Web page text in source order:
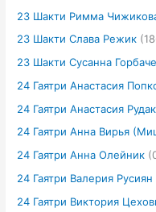
23 Шакти Римма
23 Шакти Слава Режик
23 Шакти Сусанна
24 Гаятри Анастасия
24 Гаятри Анастасия
24 Гаятри Анна Вирья
24 Гаятри Анна Олейник
24 Гаятри Валерия Русиян
24 Гаятри Виктория